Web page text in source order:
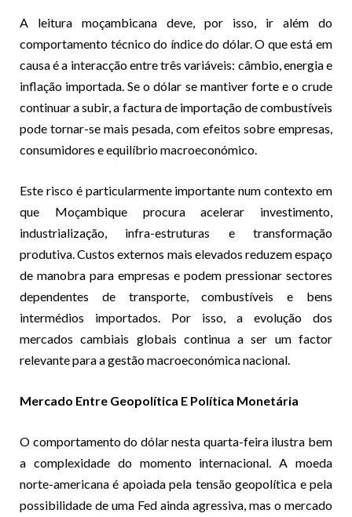
A leitura moçambicana deve, por isso, ir além do
comportamento técnico do índice do dólar. O que está em
causa é a interacção entre três variáveis: câmbio, energia e
inflação importada. Se o dólar se mantiver forte e o crude
continuar a subir, a factura de importação de combustíveis
pode tornar-se mais pesada, com efeitos sobre empresas,
consumidores e equilíbrio macroeconómico.
Este risco é particularmente importante num contexto em
que Moçambique procura acelerar investimento,
industrialização, infra-estruturas e transformação
produtiva. Custos externos mais elevados reduzem espaço
de manobra para empresas e podem pressionar sectores
dependentes de transporte, combustíveis e bens
intermédios importados. Por isso, a evolução dos
mercados cambiais globais continua a ser um factor
relevante para a gestão macroeconómica nacional.
Mercado Entre Geopolítica E Política Monetária
O comportamento do dólar nesta quarta-feira ilustra bem
a complexidade do momento internacional. A moeda
norte-americana é apoiada pela tensão geopolítica e pela
possibilidade de uma Fed ainda agressiva, mas o mercado